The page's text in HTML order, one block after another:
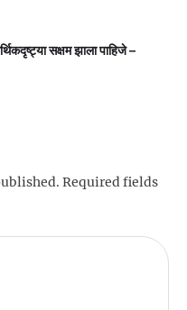
सक्षम झाला पाहिजे –
Required fields